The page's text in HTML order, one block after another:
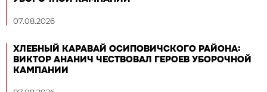
07.08.2026
ХЛЕБНЫЙ КАРАВАЙ ОСИПОВИЧСКОГО РАЙОНА:
ВИКТОР АНАНИЧ ЧЕСТВОВАЛ ГЕРОЕВ УБОРОЧНОЙ
КАМПАНИИ